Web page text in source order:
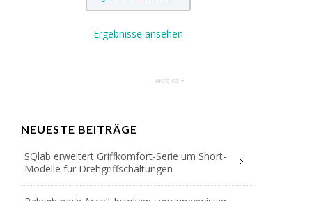
Ergebnisse ansehen
NEUESTE BEITRÄGE
SQlab erweitert Griffkomfort-Serie um Short-
Modelle für Drehgriffschaltungen